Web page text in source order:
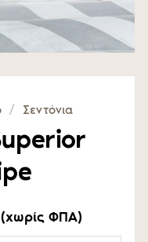
/ Σεντόνια
(χωρίς ΦΠΑ)